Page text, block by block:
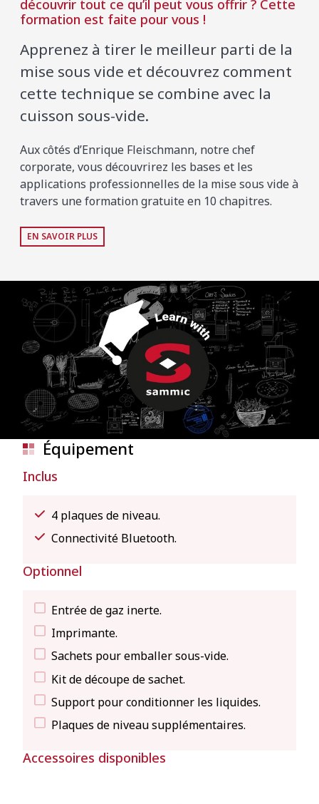
découvrir tout ce qu’il peut vous offrir ? Cette
formation est faite pour vous !
Apprenez à tirer le meilleur parti de la
mise sous vide et découvrez comment
cette technique se combine avec la
cuisson sous-vide.
Aux côtés d’Enrique Fleischmann, notre chef
corporate, vous découvrirez les bases et les
applications professionnelles de la mise sous vide à
travers une formation gratuite en 10 chapitres.
EN SAVOIR PLUS
Équipement
Inclus
4 plaques de niveau.
Connectivité Bluetooth.
Optionnel
Entrée de gaz inerte.
Imprimante.
Sachets pour emballer sous-vide.
Kit de découpe de sachet.
Support pour conditionner les liquides.
Plaques de niveau supplémentaires.
Accessoires disponibles